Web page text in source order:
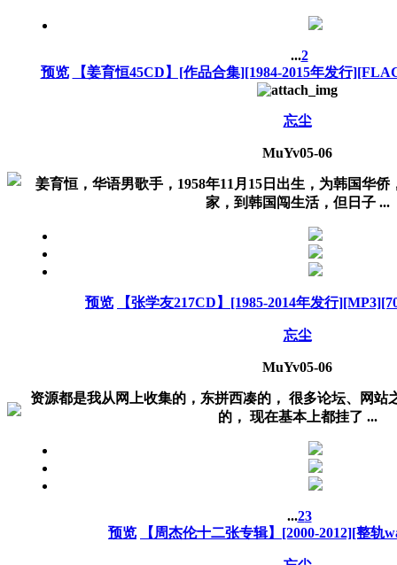
...2
预览
【姜育恒45CD】[作品合集][1984-2015年发行
忘尘
MuYv05-06
姜育恒，华语男歌手，1958年11月15日出生，为韩国华
家，到韩国闯生活，但日子 ...
预览 【张学友217CD】[1985-2014年发行
忘尘
MuYv05-06
资源都是我从网上收集的，东拼西凑的， 很多论坛、网站
的， 现在基本上都挂了 ...
...23
预览
【周杰伦十二张专辑】[2000-2012][整轨